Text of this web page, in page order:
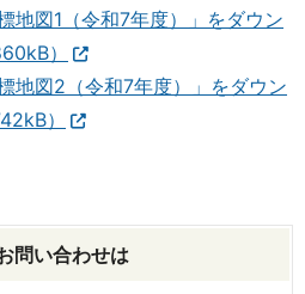
地図1（令和7年度）」をダウン
）
地図2（令和7年度）」をダウン
）
問い合わせは